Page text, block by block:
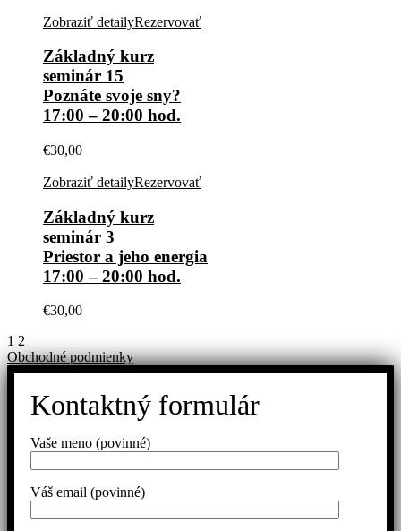
Zobraziť detailyRezervovať
Základný kurz
seminár 15
Poznáte svoje sny?
17:00 – 20:00 hod.
€30,00
Zobraziť detailyRezervovať
Základný kurz
seminár 3
Priestor a jeho energia
17:00 – 20:00 hod.
€30,00
1 2
Obchodné podmienky
Kontaktný formulár
Vaše meno (povinné)
Váš email (povinné)